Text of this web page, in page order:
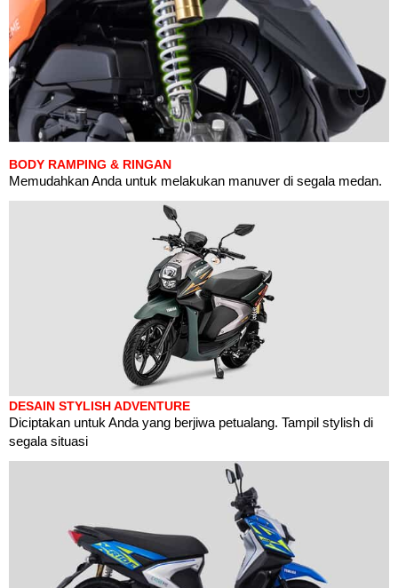
BODY RAMPING & RINGAN
Memudahkan Anda untuk melakukan manuver di segala medan.
DESAIN STYLISH ADVENTURE
Diciptakan untuk Anda yang berjiwa petualang. Tampil stylish di
segala situasi